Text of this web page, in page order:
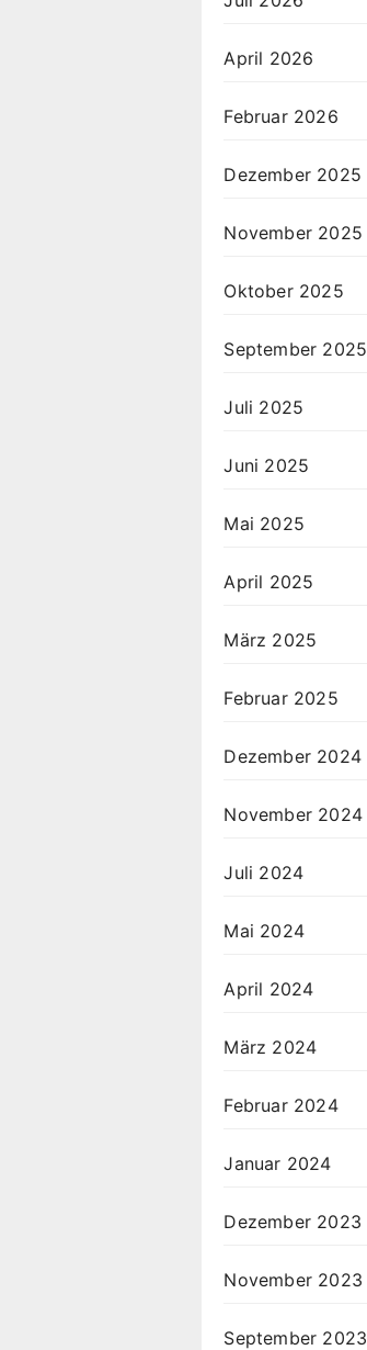
April 2026
Februar 2026
Dezember 2025
November 2025
Oktober 2025
September 2025
Juli 2025
Juni 2025
Mai 2025
April 2025
März 2025
Februar 2025
Dezember 2024
November 2024
Juli 2024
Mai 2024
April 2024
März 2024
Februar 2024
Januar 2024
Dezember 2023
November 2023
September 2023